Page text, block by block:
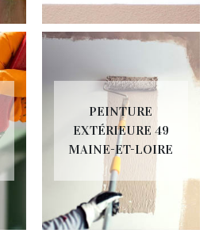
PEINTURE
EXTÉRIEURE 49
MAINE-ET-LOIRE